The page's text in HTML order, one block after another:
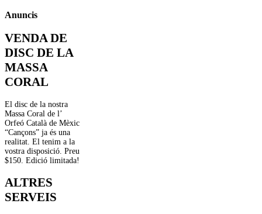
Anuncis
VENDA DE
DISC DE LA
MASSA
CORAL
El disc de la nostra
Massa Coral de l’
Orfeó Català de Mèxic
“Cançons” ja és una
realitat. El tenim a la
vostra disposició. Preu
$150. Edició limitada!
ALTRES
SERVEIS